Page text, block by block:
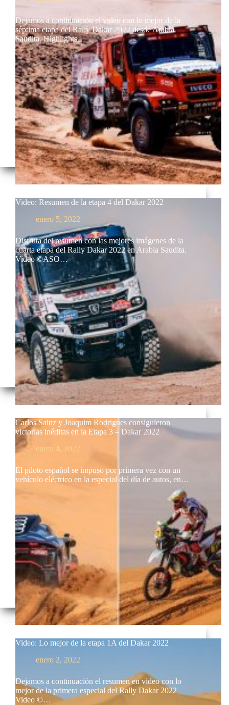
Dejamos a continuación el video con lo mejor de la
séptima etapa del Rally Dakar 2022 desde Arabia
Saudita. Highlights…
Video: Resumen de la etapa 4 del Dakar 2022
enero 5, 2022
Disfruta del resumen con las mejores imágenes de la
cuarta etapa del Rally Dakar 2022 en Arabia Saudita.
Video ©ASO…
Carlos Sainz y Joaquim Rodrigues consiguieron
victorias inéditas en la Etapa 3 – Dakar 2022
enero 4, 2022
El piloto español se impuso por primera vez con un
vehículo eléctrico en la especial del día de autos, en…
Video: Lo mejor de la etapa 1A del Dakar 2022
enero 2, 2022
Dejamos a continuación el resumen en video con lo
mejor de la primera especial del Rally Dakar 2022
Video ©…